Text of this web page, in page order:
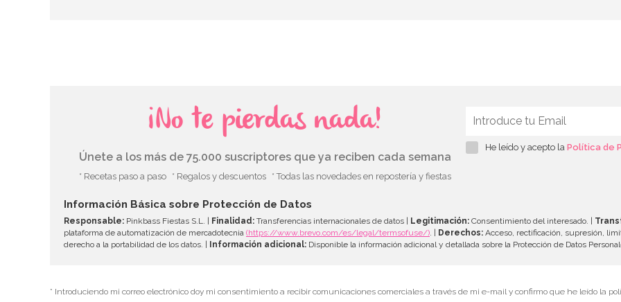
¡No te pierdas nada!
Únete a los más de 75.000 suscriptores que ya reciben cada semana
* Recetas paso a paso * Regalos y descuentos * Todas las novedades en repostería y fiestas
He leído y acepto la Política de
Información Básica sobre Protección de Datos
Responsable: Pinkbass Fiestas S.L. | Finalidad: Transferencias internacionales de datos | Legitimación: Consentimiento del interesado. |
plataforma de automatización de mercadotecnia (https://www.brevo.com/es/legal/termsofuse/) . | Derechos: Acceso, rectificación, supresión,
derecho a la portabilidad de los datos. | Información adicional: Disponible la información adicional y detallada sobre la Protección de Datos
* Introduciendo mi correo electrónico doy mi consentimiento a recibir comunicaciones comerciales a través de mi e-mail y confirmo que he leído la